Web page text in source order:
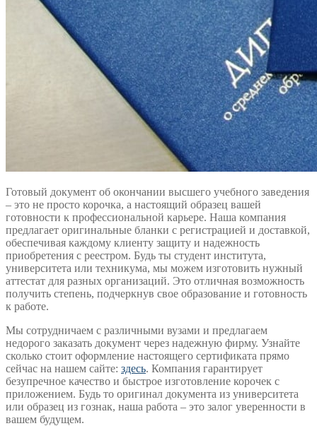
Готовый документ об окончании высшего учебного заведения
– это не просто корочка, а настоящий образец вашей
готовности к профессиональной карьере. Наша компания
предлагает оригинальные бланки с регистрацией и доставкой,
обеспечивая каждому клиенту защиту и надежность
приобретения с реестром. Будь ты студент института,
университета или техникума, мы можем изготовить нужный
аттестат для разных организаций. Это отличная возможность
получить степень, подчеркнув свое образование и готовность
к работе.
Мы сотрудничаем с различными вузами и предлагаем
недорого заказать документ через надежную фирму. Узнайте
сколько стоит оформление настоящего сертификата прямо
сейчас на нашем сайте: здесь. Компания гарантирует
безупречное качество и быстрое изготовление корочек с
приложением. Будь то оригинал документа из университета
или образец из гознак, наша работа – это залог уверенности в
вашем будущем.